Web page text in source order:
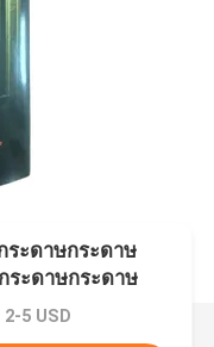
ระดาษกระดาษ
ระดาษกระดาษ
ะดาษกระดาษ
2-5 USD